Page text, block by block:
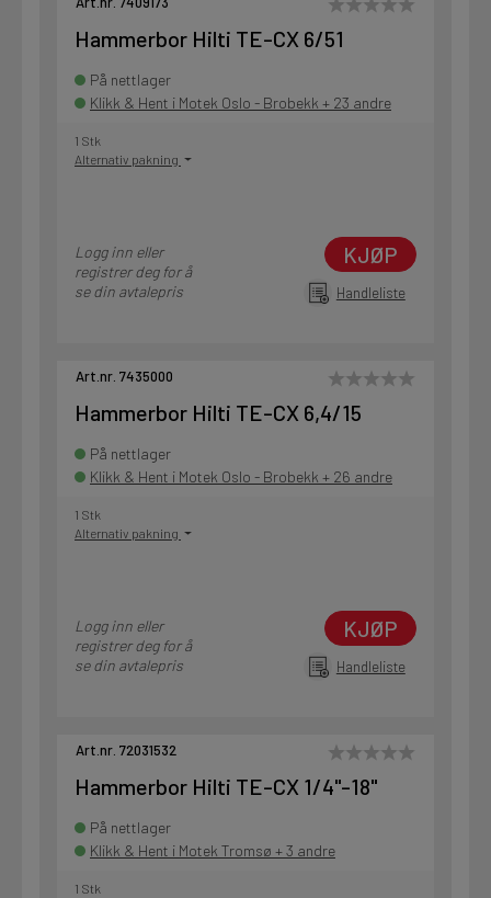
Hammerbor Hilti TE-CX 6/51
På nettlager
Klikk & Hent i Motek Oslo - Brobekk + 23 andre
1 Stk
Alternativ pakning
Logg inn eller
registrer deg for å
se din avtalepris
KJØP
Handleliste
Art.nr. 7435000
Hammerbor Hilti TE-CX 6,4/15
På nettlager
Klikk & Hent i Motek Oslo - Brobekk + 26 andre
1 Stk
Alternativ pakning
Logg inn eller
registrer deg for å
se din avtalepris
KJØP
Handleliste
Art.nr. 72031532
Hammerbor Hilti TE-CX 1/4"-18"
På nettlager
Klikk & Hent i Motek Tromsø + 3 andre
1 Stk